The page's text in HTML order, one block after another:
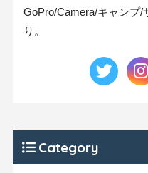
GoPro/Camera/キャンプ/
り。
Category